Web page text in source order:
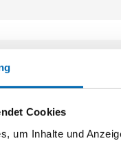
Cookies
um Inhalte und